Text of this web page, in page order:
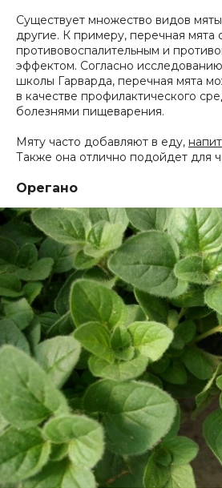
Существует множество видов
другие. К примеру, перечная мята
противовоспалительным и
эффектом. Согласно
школы Гарварда, перечная мята
в качестве профилактического
болезнями пищеварения.
Мяту часто добавляют в еду,
Также она отлично подойдет для
Орегано